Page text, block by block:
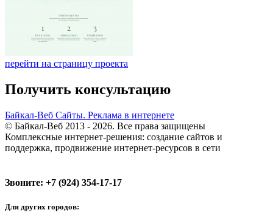
перейти на страницу проекта
Получить консультацию
Байкал-Веб Сайты. Реклама в интернете
© Байкал-Веб 2013 - 2026. Все права защищены
Комплексные интернет-решения: создание сайтов и
поддержка, продвижение интернет-ресурсов в сети
Звоните: +7 (924) 354-17-17
Для других городов: